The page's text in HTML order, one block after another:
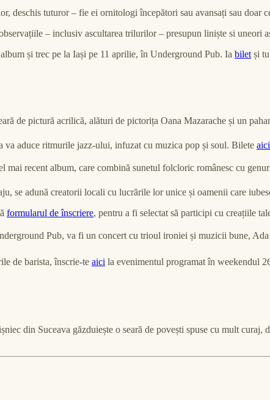
deschis tuturor – fie ei ornitologi începători sau avansați sau doar
– inclusiv ascultarea trilurilor – presupun liniște si uneori
și trec pe la Iași pe 11 aprilie, în Underground Pub. Ia bilet și
de pictură acrilică, alături de pictorița Oana Mazarache și un
va aduce ritmurile jazz-ului, infuzat cu muzica pop și soul. Bilete aici
mai recent album, care combină sunetul folcloric românesc cu
se adună creatorii locali cu lucrările lor unice și oamenii care
formularul de înscriere, pentru a fi selectat să participi cu creațiile
Pub, va fi un concert cu trioul ironiei și muzicii bune,
de barista, înscrie-te aici la evenimentul programat în weekendul
din Suceava găzduiește o seară de povești spuse cu mult